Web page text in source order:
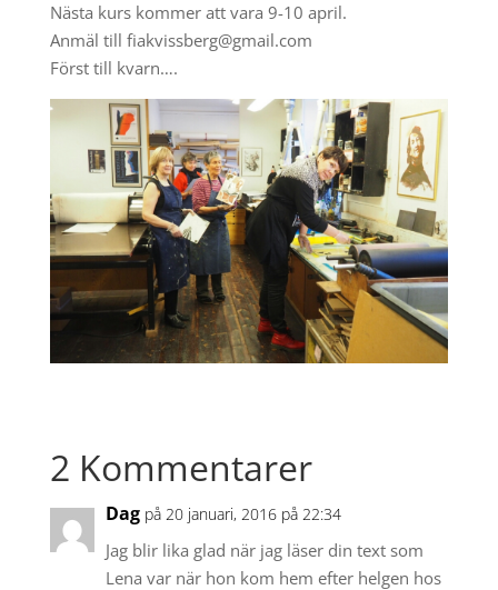
Nästa kurs kommer att vara 9-10 april.
Anmäl till fiakvissberg@gmail.com
Först till kvarn….
2 Kommentarer
Dag på 20 januari, 2016 på 22:34
Jag blir lika glad när jag läser din text som
Lena var när hon kom hem efter helgen hos